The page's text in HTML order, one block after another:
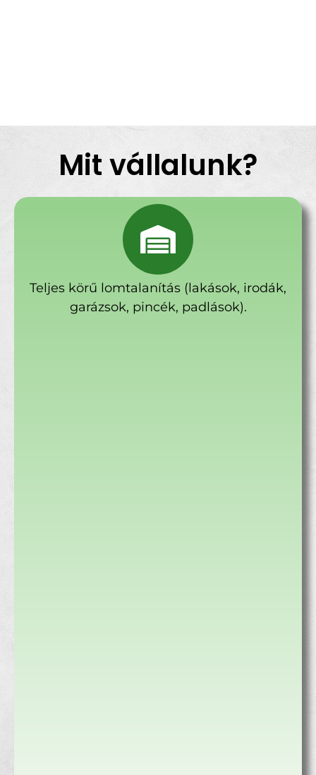
Mit vállalunk?
Teljes körű lomtalanítás (lakások, irodák,
garázsok, pincék, padlások).